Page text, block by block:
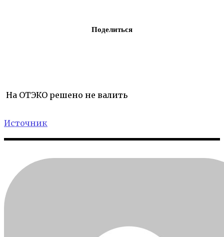
Поделиться
На ОТЭКО решено не валить
Источник